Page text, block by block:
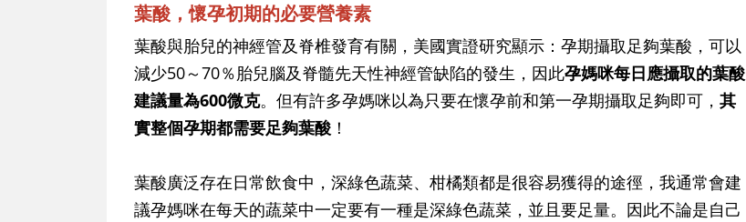
葉酸，懷孕初期的必要營養素
葉酸與胎兒的神經管及脊椎發育有關，美國實證研究顯示：孕期攝取足夠葉酸，可以
減少50～70％胎兒腦及脊髓先天性神經管缺陷的發生，因此孕媽咪每日應攝取的葉酸
建議量為600微克。但有許多孕媽咪以為只要在懷孕前和第一孕期攝取足夠即可， 其
實整個孕期都需要足夠葉酸 ！
葉酸廣泛存在日常飲食中，深綠色蔬菜、柑橘類都是很容易獲得的途徑，我通常會建
議孕媽咪在每天的蔬菜中一定要有一種是深綠色蔬菜，並且要足量。因此不論是自己